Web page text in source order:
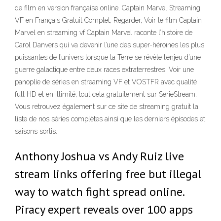
de film en version française online. Captain Marvel Streaming
VF en Français Gratuit Complet, Regarder, Voir le film Captain
Marvel en streaming vf Captain Marvel raconte l’histoire de
Carol Danvers qui va devenir l’une des super-héroïnes les plus
puissantes de l’univers lorsque la Terre se révèle l’enjeu d’une
guerre galactique entre deux races extraterrestres. Voir une
panoplie de séries en streaming VF et VOSTFR avec qualité
full HD et en illimité, tout cela gratuitement sur SerieStream.
Vous retrouvez également sur ce site de streaming gratuit la
liste de nos séries complètes ainsi que les derniers épisodes et
saisons sortis.
Anthony Joshua vs Andy Ruiz live
stream links offering free but illegal
way to watch fight spread online.
Piracy expert reveals over 100 apps